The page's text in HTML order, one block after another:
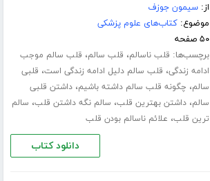
از:سیمون جوزف
موضوع:کتاب‌های علوم پزشکی
۵۰ صفحه
برچسب‌ها: قلب ناسالم، قلب سالم، قلب سالم موجب
ادامه زندگی، قلب سالم دلیل ادامه زندگی است، قلبی
سالم، چگونه قلب سالم داشته باشیم،داشتن قلبی
سالم،داشتن بهترین قلب، سالم نگه داشتن قلب، سالم
ترین قلب، علائم ناسالم بودن قلب
دانلود کتاب